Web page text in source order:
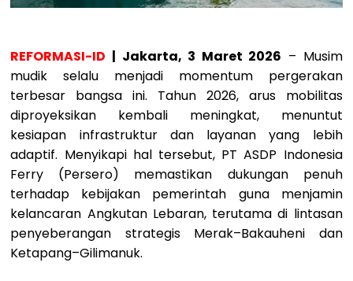
REFORMASI-ID | Jakarta, 3 Maret 2026 – Musim
mudik selalu menjadi momentum pergerakan
terbesar bangsa ini. Tahun 2026, arus mobilitas
diproyeksikan kembali meningkat, menuntut
kesiapan infrastruktur dan layanan yang lebih
adaptif. Menyikapi hal tersebut, PT ASDP Indonesia
Ferry (Persero) memastikan dukungan penuh
terhadap kebijakan pemerintah guna menjamin
kelancaran Angkutan Lebaran, terutama di lintasan
penyeberangan strategis Merak–Bakauheni dan
Ketapang–Gilimanuk.